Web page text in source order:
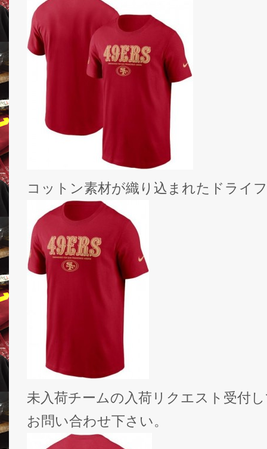
コットン素材が織り込まれたドライ
未入荷チームの入荷リクエスト受付
お問い合わせ下さい。